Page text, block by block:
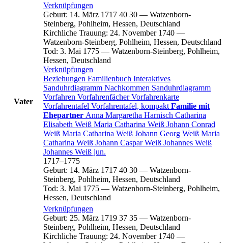
Vater
Verknüpfungen
Geburt: 14. März 1717 40 30 — Watzenborn-
Steinberg, Pohlheim, Hessen, Deutschland
Kirchliche Trauung: 24. November 1740 —
Watzenborn-Steinberg, Pohlheim, Hessen, Deutschland
Tod: 3. Mai 1775 — Watzenborn-Steinberg, Pohlheim,
Hessen, Deutschland
Verknüpfungen
Beziehungen Familienbuch Interaktives
Sanduhrdiagramm Nachkommen Sanduhrdiagramm
Vorfahren VorfahrenfächerVorfahrenkarte
Vorfahrentafel Vorfahrentafel, kompakt Familie mit
Ehepartner Anna Margaretha Harnisch Catharina
Elisabeth Weiß Maria Catharina Weiß Johann Conrad
Weiß Maria Catharina Weiß Johann Georg Weiß Maria
Catharina Weiß Johann CasparWeiß Johannes Weiß
Johannes Weiß jun.
1717–1775
Geburt: 14. März 1717 40 30 — Watzenborn-
Steinberg, Pohlheim, Hessen, Deutschland
Tod: 3. Mai 1775 — Watzenborn-Steinberg, Pohlheim,
Hessen, Deutschland
Verknüpfungen
Geburt: 25. März 1719 37 35 — Watzenborn-
Steinberg, Pohlheim, Hessen, Deutschland
Kirchliche Trauung: 24. November 1740 —